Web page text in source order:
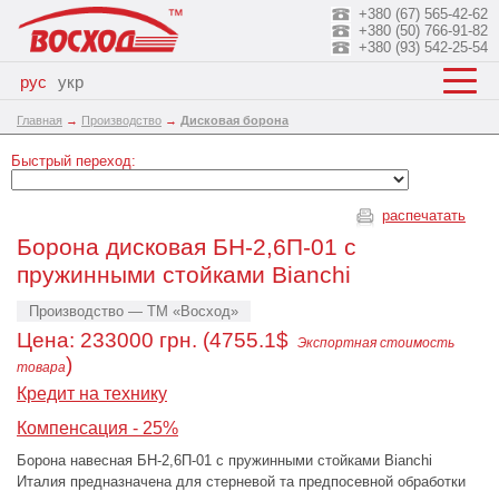
рус укр
+380 (67) 565-42-62
+380 (50) 766-91-82
+380 (93) 542-25-54
Главная → Производство → Дисковая борона
Быстрый переход:
распечатать
Борона дисковая БН-2,6П-01 с
пружинными стойками Bianchi
Производство — ТМ «Восход»
Цена: 233000 грн. (4755.1$ Экспортная стоимость
товара)
Кредит на технику
Компенсация - 25%
Борона навесная БН-2,6П-01 с пружинными стойками Bianchi
Италия предназначена для стерневой та предпосевной обработки